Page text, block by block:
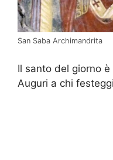
San Saba Archimandrita
Il santo del giorno è
Auguri a chi